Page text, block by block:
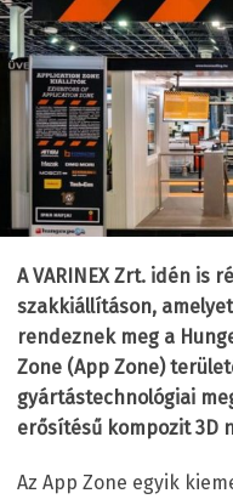
A VARINEX Zrt. idén is
szakkiállításon, amelyet
rendeznek meg a
Zone (App Zone)
gyártástechnológiai
erősítésű kompozit 3D
Az App Zone egyik